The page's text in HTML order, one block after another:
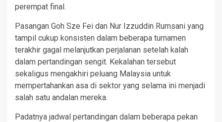
perempat final.
Pasangan Goh Sze Fei dan Nur Izzuddin Rumsani yang
tampil cukup konsisten dalam beberapa turnamen
terakhir gagal melanjutkan perjalanan setelah kalah
dalam pertandingan sengit. Kekalahan tersebut
sekaligus mengakhiri peluang Malaysia untuk
mempertahankan asa di sektor yang selama ini menjadi
salah satu andalan mereka.
Padatnya jadwal pertandingan dalam beberapa pekan